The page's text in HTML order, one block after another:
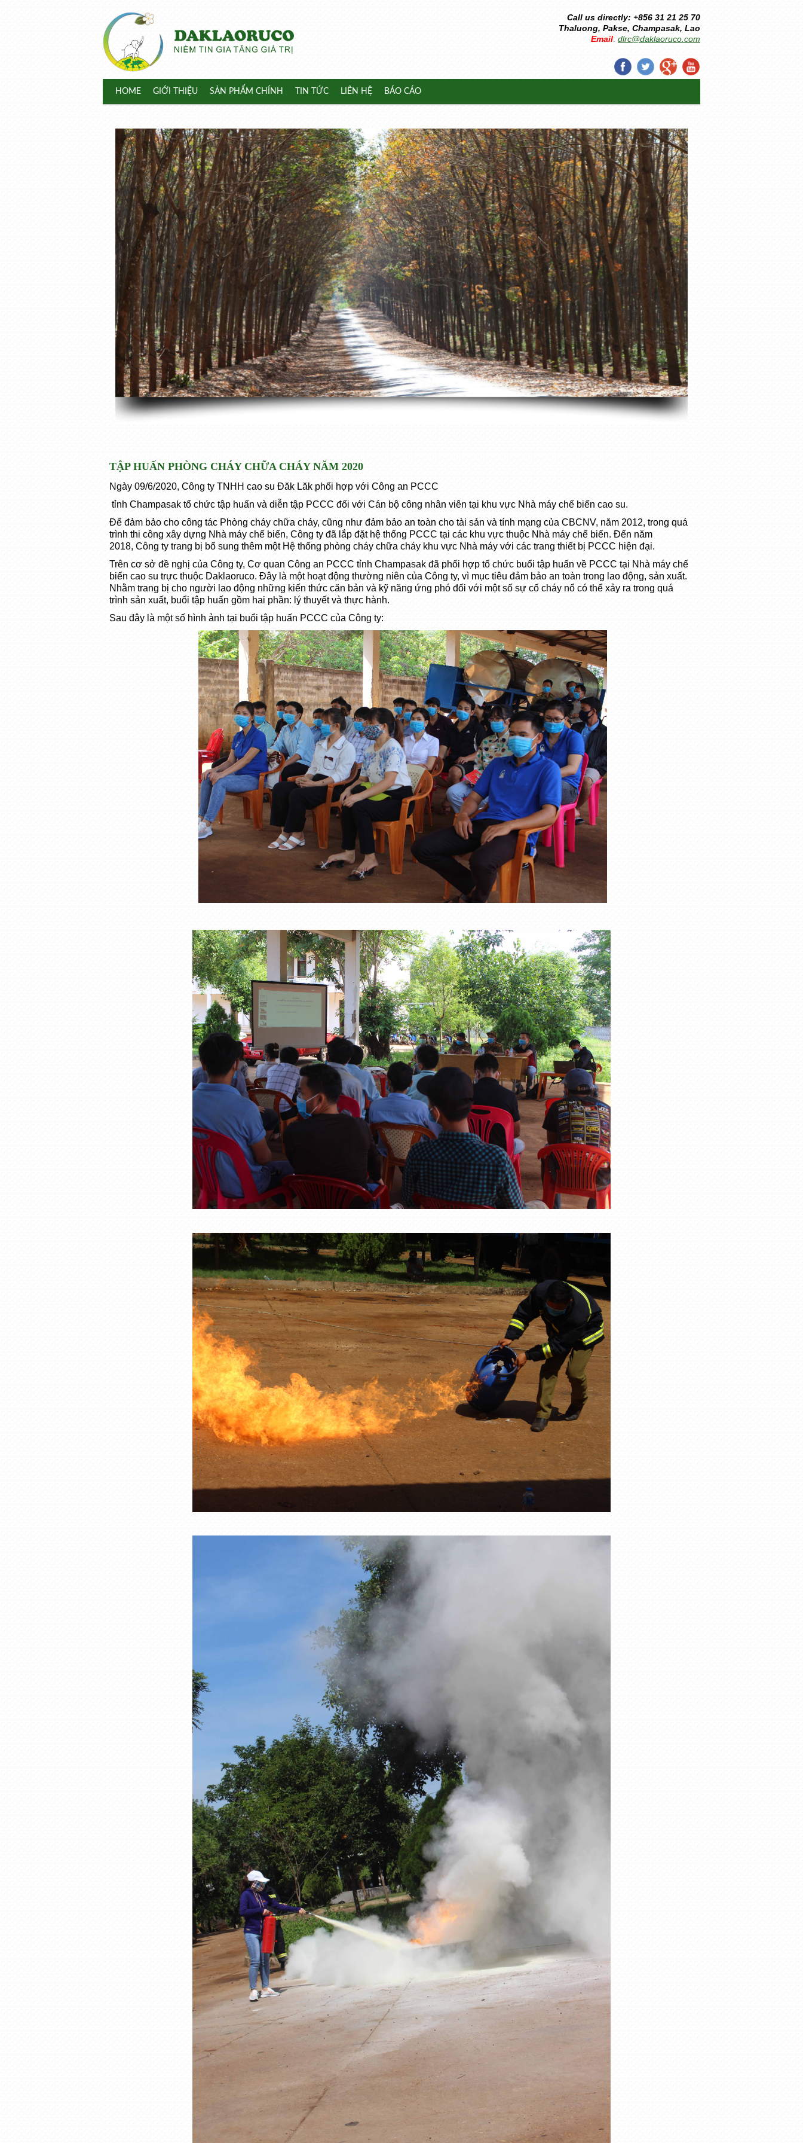
Call us directly: +856 31 21 25 70
Thaluong, Pakse, Champasak, Lao
Email: dlrc@daklaoruco.com
HOME GIỚI THIỆU SẢN PHẨM CHÍNH TIN TỨC LIÊN HỆ BÁO CÁO
TẬP HUẤN PHÒNG CHÁY CHỮA CHÁY NĂM 2020
Ngày 09/6/2020, Công ty TNHH cao su Đăk Lăk phối hợp với Công an PCCC
tỉnh Champasak tổ chức tập huấn và diễn tập PCCC đối với Cán bộ công nhân viên tại khu vực Nhà máy chế biến cao su.
Để đảm bảo cho công tác Phòng cháy chữa cháy, cũng như đảm bảo an toàn cho tài sản và tính mạng của CBCNV, năm 2012, trong quá
trình thi công xây dựng Nhà máy chế biến, Công ty đã lắp đặt hệ thống PCCC tại các khu vực thuộc Nhà máy chế biến. Đến năm
2018, Công ty trang bị bổ sung thêm một Hệ thống phòng cháy chữa cháy khu vực Nhà máy với các trang thiết bị PCCC hiện đại.
Trên cơ sở đề nghị của Công ty, Cơ quan Công an PCCC tỉnh Champasak đã phối hợp tổ chức buổi tập huấn về PCCC tại Nhà máy chế
biến cao su trực thuộc Daklaoruco. Đây là một hoạt động thường niên của Công ty, vì mục tiêu đảm bảo an toàn trong lao động, sản xuất.
Nhằm trang bị cho người lao động những kiến thức căn bản và kỹ năng ứng phó đối với một số sự cố cháy nổ có thể xảy ra trong quá
trình sản xuất, buổi tập huấn gồm hai phần: lý thuyết và thực hành.
Sau đây là một số hình ảnh tại buổi tập huấn PCCC của Công ty: